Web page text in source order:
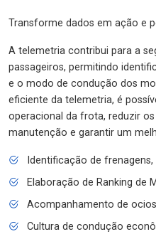
Transforme dados em ação e
A telemetria contribui para a
passageiros, permitindo
e o modo de condução dos
eficiente da telemetria, é
operacional da frota, reduzir
manutenção e garantir um
Identificação de
Elaboração de Ranking de
Acompanhamento de
Cultura de condução